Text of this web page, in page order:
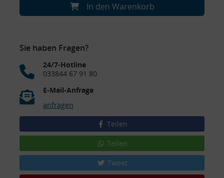
In den Warenkorb
Sie haben Fragen?
24/7-Hotline
033844 67 91 80
E-Mail-Anfrage
anfragen
Teilen
Teilen
Tweet